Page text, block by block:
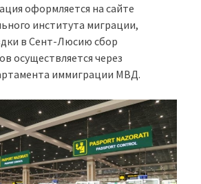
оформляется на сайте
института миграции,
в Сент-Люсию сбор
осуществляется через
иммиграции МВД.